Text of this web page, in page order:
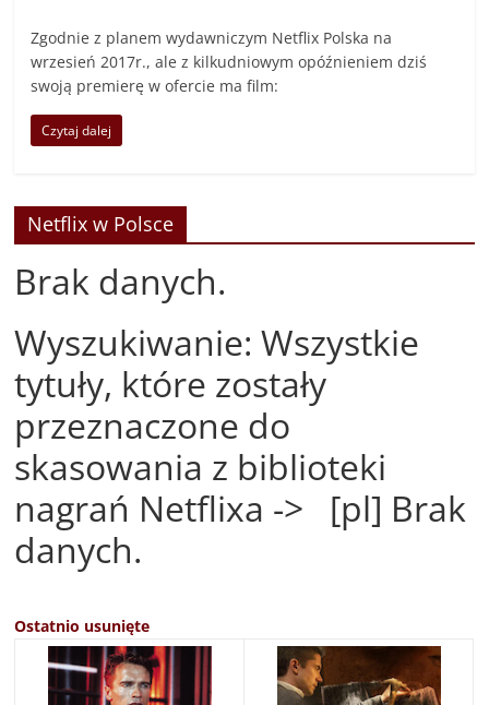
Zgodnie z planem wydawniczym Netflix Polska na
wrzesień 2017r., ale z kilkudniowym opóźnieniem dziś
swoją premierę w ofercie ma film:
Czytaj dalej
Netflix w Polsce
Brak danych.
Wyszukiwanie: Wszystkie
tytuły, które zostały
przeznaczone do
skasowania z biblioteki
nagrań Netflixa -> [pl] Brak
danych.
Ostatnio usunięte